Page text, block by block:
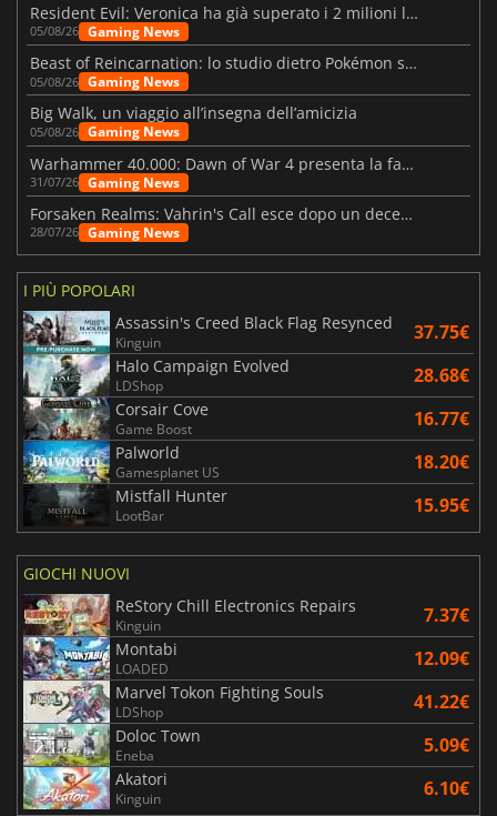
Resident Evil: Veronica ha già superato i 2 milioni liste dei desideri
05/08/26 Gaming News
Beast of Reincarnation: lo studio dietro Pokémon su una nuova strada
05/08/26 Gaming News
Big Walk, un viaggio all’insegna dell’amicizia
05/08/26 Gaming News
Warhammer 40.000: Dawn of War 4 presenta la fazione dei Necron
31/07/26 Gaming News
Forsaken Realms: Vahrin's Call esce dopo un decennio di sviluppo
28/07/26 Gaming News
I PIÙ POPOLARI
Assassin's Creed Black Flag Resynced
Kinguin 37.75€
Halo Campaign Evolved
LDShop 28.68€
Corsair Cove
Game Boost 16.77€
Palworld
Gamesplanet US 18.20€
Mistfall Hunter
LootBar 15.95€
GIOCHI NUOVI
ReStory Chill Electronics Repairs
Kinguin 7.37€
Montabi
LOADED 12.09€
Marvel Tokon Fighting Souls
LDShop 41.22€
Doloc Town
Eneba 5.09€
Akatori
Kinguin 6.10€